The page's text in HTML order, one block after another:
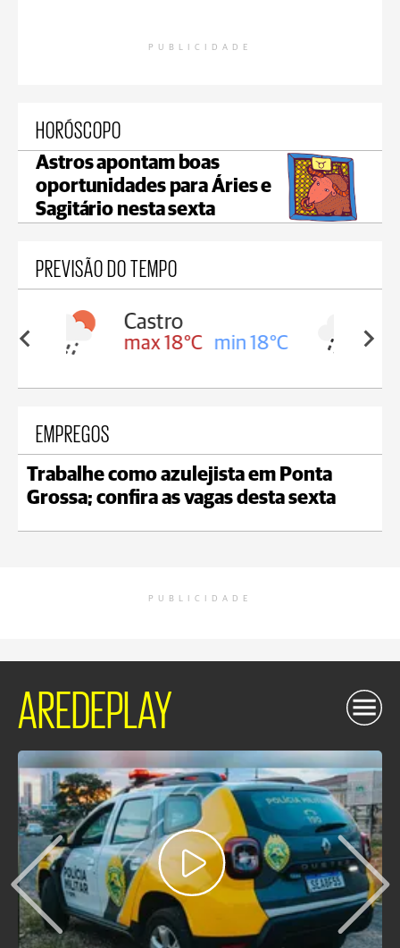
PUBLICIDADE
HORÓSCOPO
Astros apontam boas
oportunidades para Áries e
Sagitário nesta sexta
PREVISÃO DO TEMPO
18°C
Carambeí
max 18°C min 17°C
EMPREGOS
Trabalhe como azulejista em Ponta
Grossa; confira as vagas desta sexta
PUBLICIDADE
AREDEPLAY